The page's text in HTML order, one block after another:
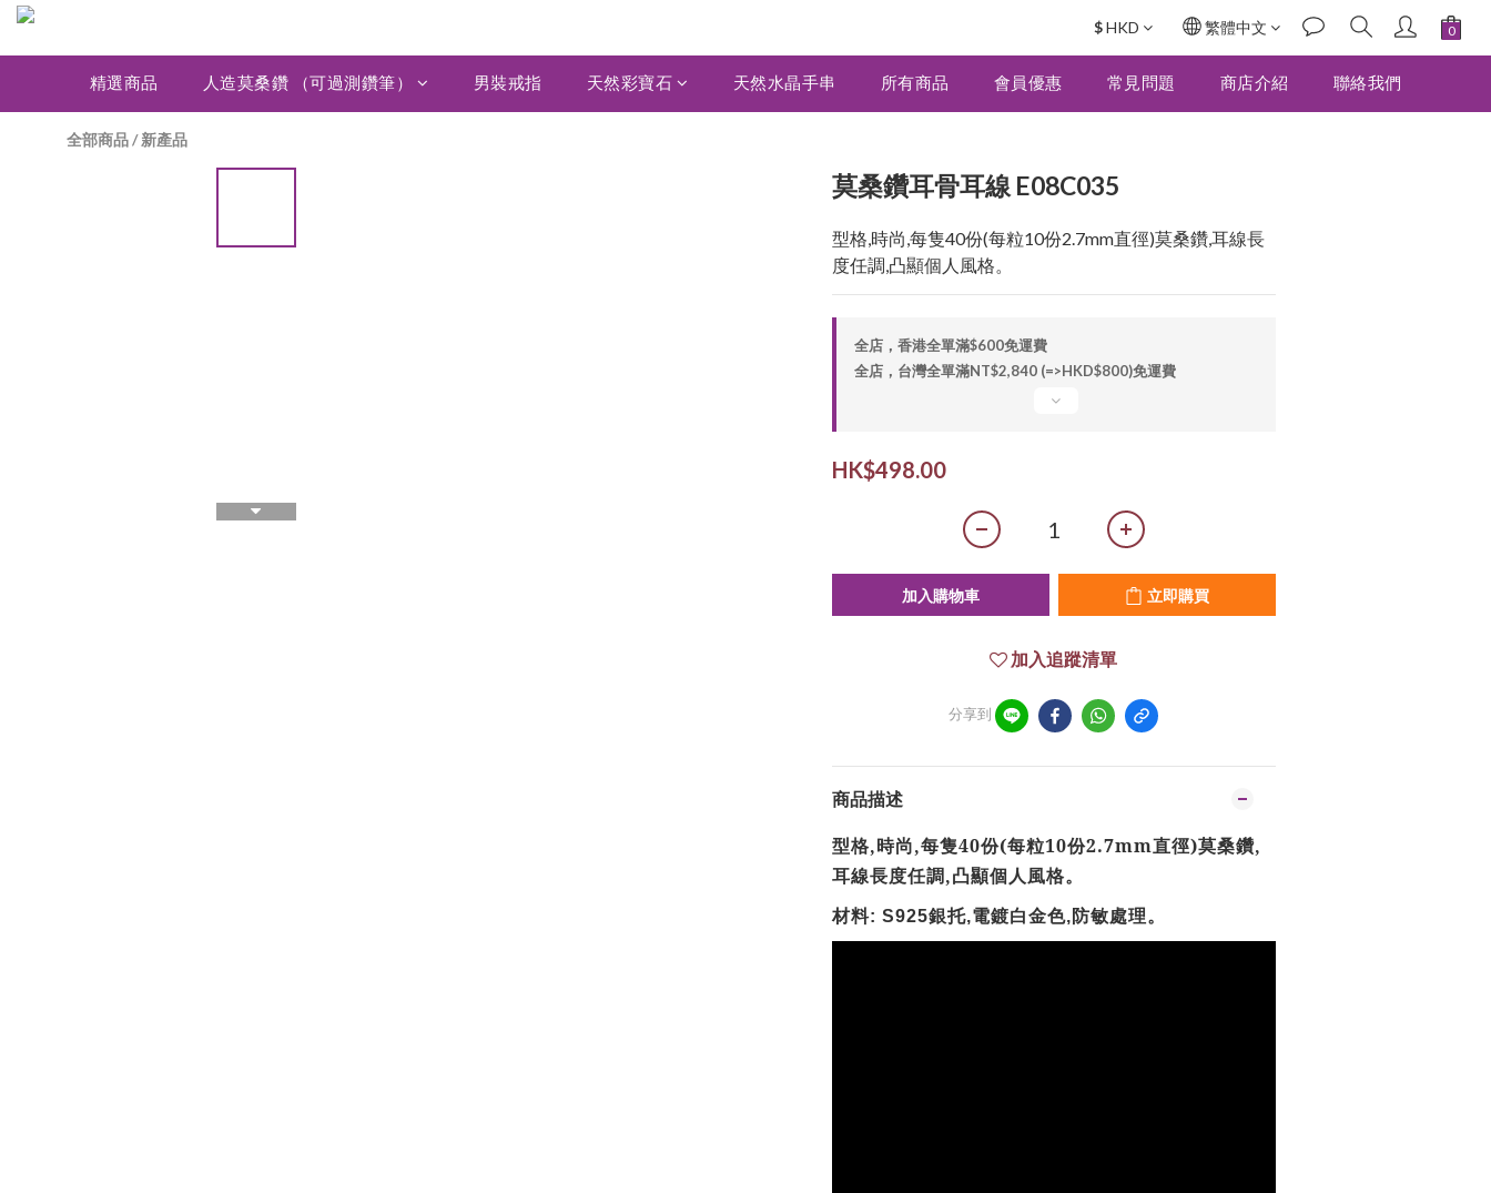
$HKD 繁體中文
精選商品 人造莫桑鑽 （可過測鑽筆） 男裝戒指 天然彩寶石 天然水晶手串 所有商品 會員優惠 常見問題 商店介紹 聯絡我們
全部商品/新產品
莫桑鑽耳骨耳線 E08C035
型格,時尚,每隻40份(每粒10份2.7mm直徑)莫桑鑽,耳線長
度任調,凸顯個人風格。
全店，香港全單滿$600免運費
全店，台灣全單滿NT$2,840 (=>HKD$800)免運費
HK$498.00
加入購物車 立即購買
加入追蹤清單
分享到
商品描述
型格,時尚,每隻40份(每粒10份2.7mm直徑)莫桑鑽,
耳線長度任調,凸顯個人風格。
材料: S925銀托,電鍍白金色,防敏處理。
立即購買